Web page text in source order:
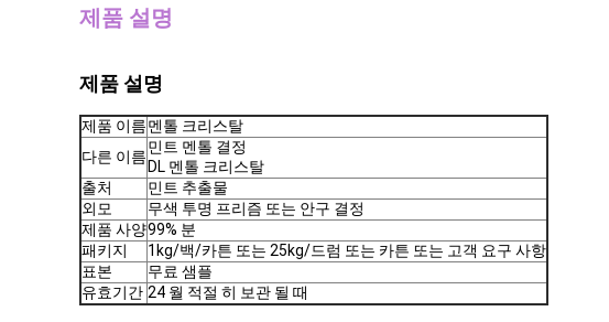
제품 설명
제품 설명
제품 이름멘톨 크리스탈
다른 이름
민트 멘톨 결정
DL 멘톨 크리스탈
출처
민트 추출물
외모
무색 투명 프리즘 또는 안구 결정
제품 사양99% 분
패키지
1kg/백/카튼 또는 25kg/드럼 또는 카튼 또는 고객 요구 사항
표본
무료 샘플
유효기간 24 월 적절 히 보관 될 때